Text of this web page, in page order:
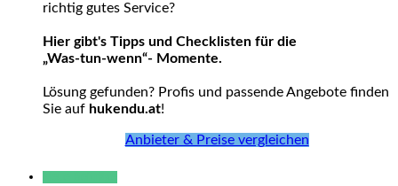
richtig gutes Service?
Hier gibt's Tipps und Checklisten für die
„Was-tun-wenn“- Momente.
Lösung gefunden? Profis und passende Angebote finden
Sie auf hukendu.at!
Anbieter & Preise vergleichen